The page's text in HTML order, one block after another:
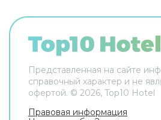
Представленная на сайте
справочный характер и не
офертой. © 2026, Top10 Hotel
Правовая информация